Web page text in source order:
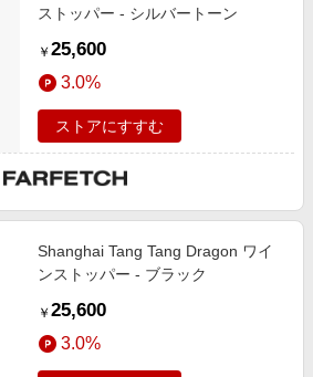
ストッパー - シルバートーン
￥ 25,600
3.0%
ストアにすすむ
Shanghai Tang Tang Dragon ワイ
ンストッパー - ブラック
￥ 25,600
3.0%